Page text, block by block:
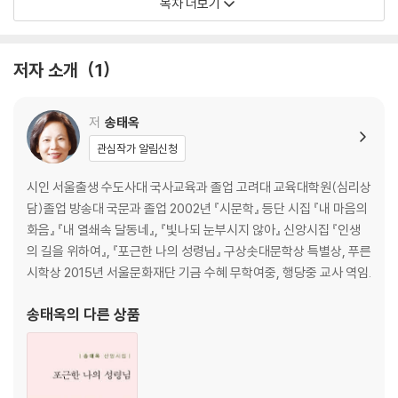
액자
생게 사브르
아지랑이
꽃병
풀밭 위 운동화 한 짝
얼음꽃밭
겨울밤과 외할머니
골목
내 안의 바벰베족
저자 소개 1
저 송태옥
관심작가 알림신청
시인 서울출생 수도사대 국사교육과 졸업 고려대 교육대학원(심리상
담)졸업 방송대 국문과 졸업 2002년 『시문학』 등단 시집 『내 마음의
화음』 『내 열쇄속 달동네』, 『빛나되 눈부시지 않아』 신앙시집 『인생
의 길을 위하여』, 『포근한 나의 성령님』 구상솟대문학상 특별상, 푸른
시학상 2015년 서울문화재단 기금 수혜 무학여중, 행당중 교사 역임.
송태옥의 다른 상품